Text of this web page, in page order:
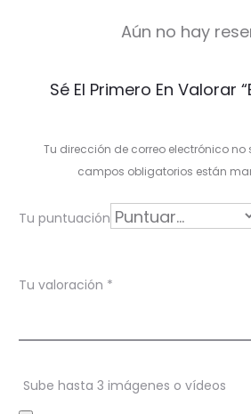
r
i
o
e
Aún no hay
Sé El Primero En Valorar
Tu dirección de correo electrónico
campos obligatorios están
Tu puntuación
Tu valoración *
Sube hasta 3 imágenes o vídeos